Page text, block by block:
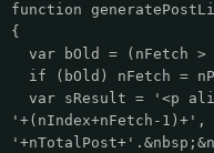
function
{
var bOld = (nFetch >
if (bOld) nFetch =
var sResult = '<p
'+(nIndex+nFetch-